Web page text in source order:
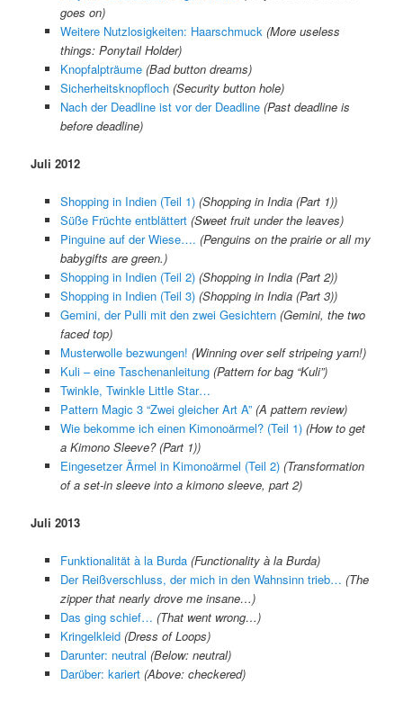
goes on)
Weitere Nutzlosigkeiten: Haarschmuck (More useless
things: Ponytail Holder)
Knopfalpträume (Bad button dreams)
Sicherheitsknopfloch (Security button hole)
Nach der Deadline ist vor der Deadline (Past deadline is
before deadline)
Juli 2012
Shopping in Indien (Teil 1) (Shopping in India (Part 1))
Süße Früchte entblättert (Sweet fruit under the leaves)
Pinguine auf der Wiese…. (Penguins on the prairie or all my
babygifts are green.)
Shopping in Indien (Teil 2) (Shopping in India (Part 2))
Shopping in Indien (Teil 3) (Shopping in India (Part 3))
Gemini, der Pulli mit den zwei Gesichtern (Gemini, the two
faced top)
Musterwolle bezwungen! (Winning over self stripeing yarn!)
Kuli – eine Taschenanleitung (Pattern for bag “Kuli”)
Twinkle, Twinkle Little Star…
Pattern Magic 3 “Zwei gleicher Art A” (A pattern review)
Wie bekomme ich einen Kimonoärmel? (Teil 1) (How to get
a Kimono Sleeve? (Part 1))
Eingesetzer Ärmel in Kimonoärmel (Teil 2) (Transformation
of a set-in sleeve into a kimono sleeve, part 2)
Juli 2013
Funktionalität à la Burda (Functionality à la Burda)
Der Reißverschluss, der mich in den Wahnsinn trieb… (The
zipper that nearly drove me insane…)
Das ging schief… (That went wrong…)
Kringelkleid (Dress of Loops)
Darunter: neutral (Below: neutral)
Darüber: kariert (Above: checkered)